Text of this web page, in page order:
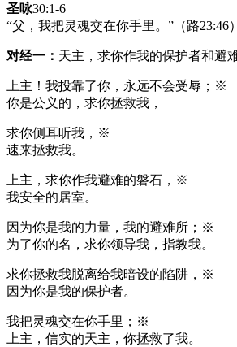
圣咏30:1-6
“父，我把灵魂交在你手里。”（路23:46）
对经一： 天主，求你作我的保护者和避难
上主！我投靠了你，永远不会受辱；※
你是公义的，求你拯救我，
求你侧耳听我，※
速来拯救我。
上主，求你作我避难的磐石，※
我安全的居室。
因为你是我的力量，我的避难所；※
为了你的名，求你领导我，指教我。
求你拯救我脱离给我暗设的陷阱，※
因为你是我的保护者。
我把灵魂交在你手里；※
上主，信实的天主，你拯救了我。